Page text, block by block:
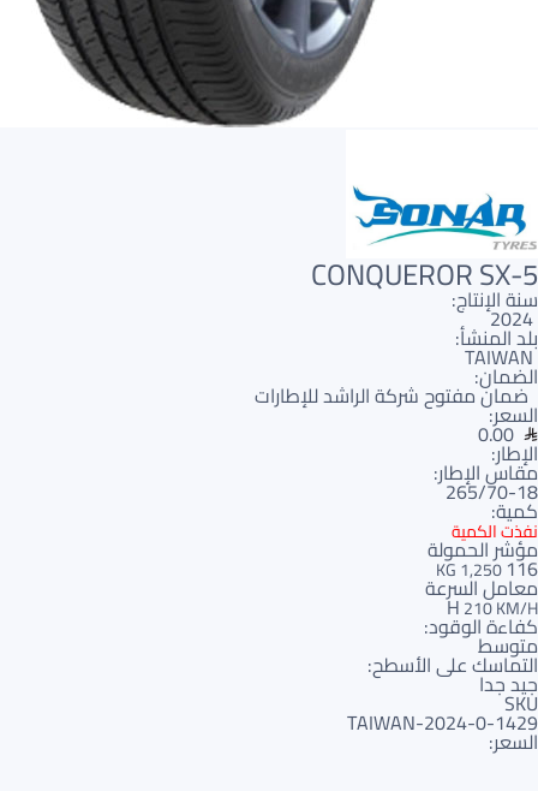
CONQUEROR SX-5
سنة الإنتاج:
2024
بلد المنشأ:
TAIWAN
الضمان:
ضمان مفتوح شركة الراشد للإطارات
السعر:
0.00
الإطار:
مقاس الإطار:
265/70-18
كمية:
نفذت الكمية
مؤشر الحمولة
116
1,250 KG
معامل السرعة
H210 KM/H
كفاءة الوقود:
متوسط
التماسك على الأسطح:
جيد جدا
SKU
1429-TAIWAN-2024-0
السعر: